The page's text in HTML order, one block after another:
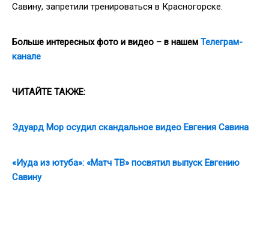
Савину, запретили тренироваться в Красногорске.
Больше интересных фото и видео – в нашем Телеграм-
канале
ЧИТАЙТЕ ТАКЖЕ:
Эдуард Мор осудил скандальное видео Евгения Савина
«Иуда из ютуба»: «Матч ТВ» посвятил выпуск Евгению
Савину